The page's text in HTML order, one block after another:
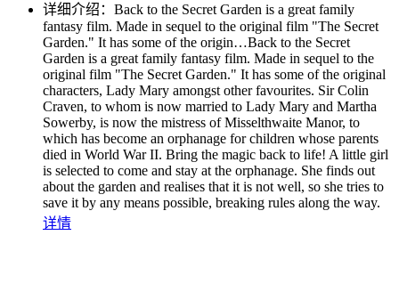
详细介绍： Back to the Secret Garden is a great family
fantasy film. Made in sequel to the original film "The Secret
Garden." It has some of the origin…Back to the Secret
Garden is a great family fantasy film. Made in sequel to the
original film "The Secret Garden." It has some of the original
characters, Lady Mary amongst other favourites. Sir Colin
Craven, to whom is now married to Lady Mary and Martha
Sowerby, is now the mistress of Misselthwaite Manor, to
which has become an orphanage for children whose parents
died in World War II. Bring the magic back to life! A little girl
is selected to come and stay at the orphanage. She finds out
about the garden and realises that it is not well, so she tries to
save it by any means possible, breaking rules along the way.
详情